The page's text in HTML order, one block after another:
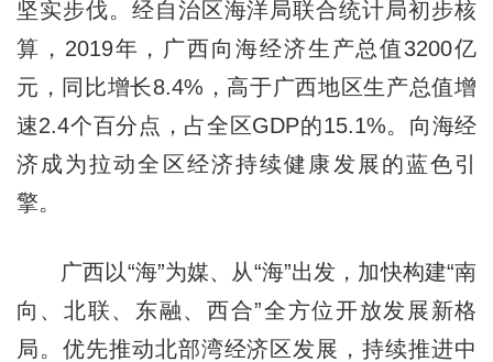
坚实步伐。经自治区海洋局联合统计局初步核
算，2019年，广西向海经济生产总值3200亿
元，同比增长8.4%，高于广西地区生产总值增
速2.4个百分点，占全区GDP的15.1%。向海经
济成为拉动全区经济持续健康发展的蓝色引
擎。
广西以“海”为媒、从“海”出发，加快构建“南
向、北联、东融、西合”全方位开放发展新格
局。优先推动北部湾经济区发展，持续推进中